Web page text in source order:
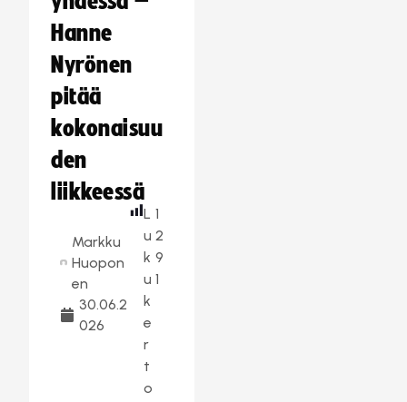
Hanne
Nyrönen
pitää
kokonaisuu
den
liikkeessä
Markku
Huopon
en
30.06.2
026
L
u
k
u
k
e
r
t
o
1
2
9
1